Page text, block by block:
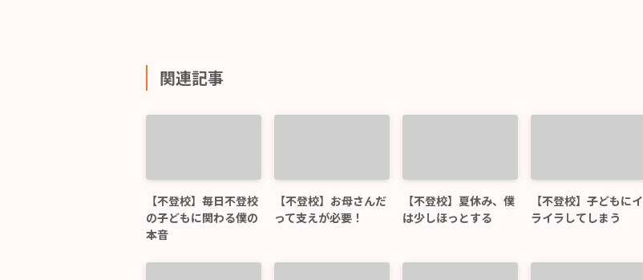
関連記事
【不登校】毎日不登校
の子どもに関わる僕の
本音
【不登校】お母さんだ
って支えが必要！
【不登校】夏休み、僕
は少しほっとする
【不登校】子どもにイ
ライラしてしまう